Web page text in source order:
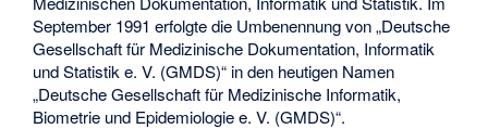
September 1991 erfolgte die Umbenennung von „Deutsche
Gesellschaft für Medizinische Dokumentation, Informatik
und Statistik e. V. (GMDS)“ in den heutigen Namen
„Deutsche Gesellschaft für Medizinische Informatik,
Biometrie und Epidemiologie e. V. (GMDS)“.